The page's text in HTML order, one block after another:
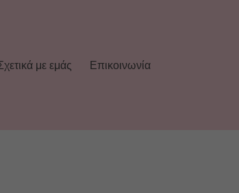
με εμάς Επικοινωνία